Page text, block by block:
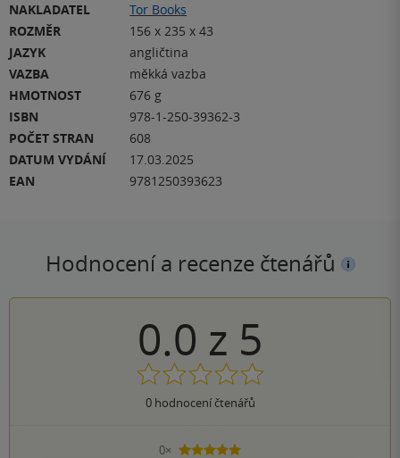
NAKLADATEL
Tor Books
ROZMĚR
156 x 235 x 43
JAZYK
angličtina
VAZBA
měkká vazba
HMOTNOST
676 g
ISBN
978-1-250-39362-3
POČET STRAN
608
DATUM VYDÁNÍ
17.03.2025
EAN
9781250393623
Hodnocení a recenze čtenářů
0.0 z 5
0hodnocení čtenářů
0× 5 hvězdiček